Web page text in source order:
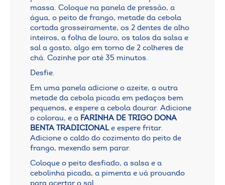
massa. Coloque na panela de pressão, a
água, o peito de frango, metade da cebola
cortada grosseiramente, os 2 dentes de alho
inteiros, a folha de louro, os talos da salsa e
sal a gosto, algo em torno de 2 colheres de
chá. Cozinhe por até 35 minutos.
Desfie.
Em uma panela adicione o azeite, a outra
metade da cebola picada em pedaços bem
pequenos, e espere a cebola dourar. Adicione
o colorau, e a FARINHA DE TRIGO DONA
BENTA TRADICIONALe espere fritar.
Adicione o caldo do cozimento do peito de
frango, mexendo sem parar.
Coloque o peito desfiado, a salsa e a
cebolinha picada, a pimenta e vá provando
para acertar o sal.